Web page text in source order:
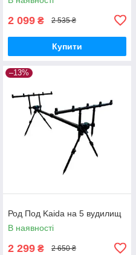
2 099 ₴ 2 535 ₴
Купити
–13%
Род Под Kaida на 5 вудилищ
В наявності
2 299 ₴ 2 650 ₴